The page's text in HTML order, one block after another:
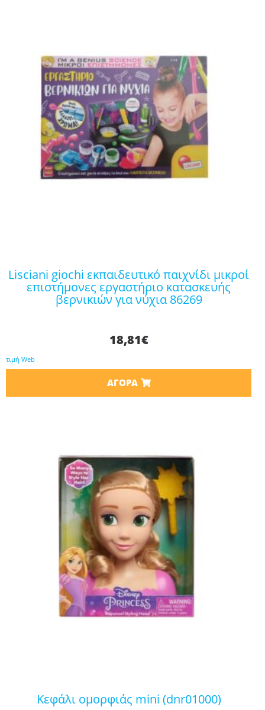
lisciani giochi εκπαιδευτικό παιχνίδι μικροί
επιστήμονες εργαστήριο κατασκευής
βερνικιών για νύχια 86269
18,81€
τιμή Web
ΑΓΟΡΆ
κεφάλι ομορφιάς mini (dnr01000)